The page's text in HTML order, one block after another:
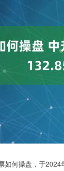
如何操盘，于